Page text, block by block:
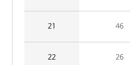
21 46
22 26